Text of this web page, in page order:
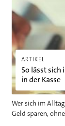
ARTIKEL
So lässt
in der Kasse
Wer sich im
Geld sparen,